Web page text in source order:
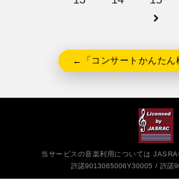
←「コンサートかんたん
当サービスの音楽利用については
許諾9013065006Y30005
許諾